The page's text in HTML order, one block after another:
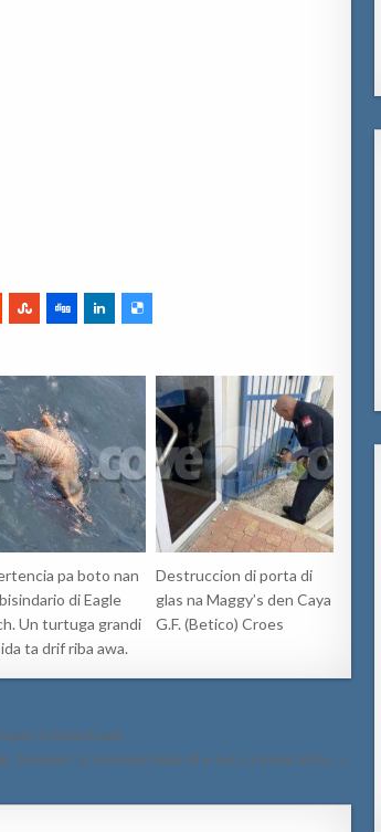
pa boto nan
di Eagle
Un turtuga grandi
ta drif riba awa.
Destruccion di porta di
glas na Maggy’s den Caya
G.F. (Betico) Croes
Emmastraat
bumper cu nummerplaat di e auto a keda atras →